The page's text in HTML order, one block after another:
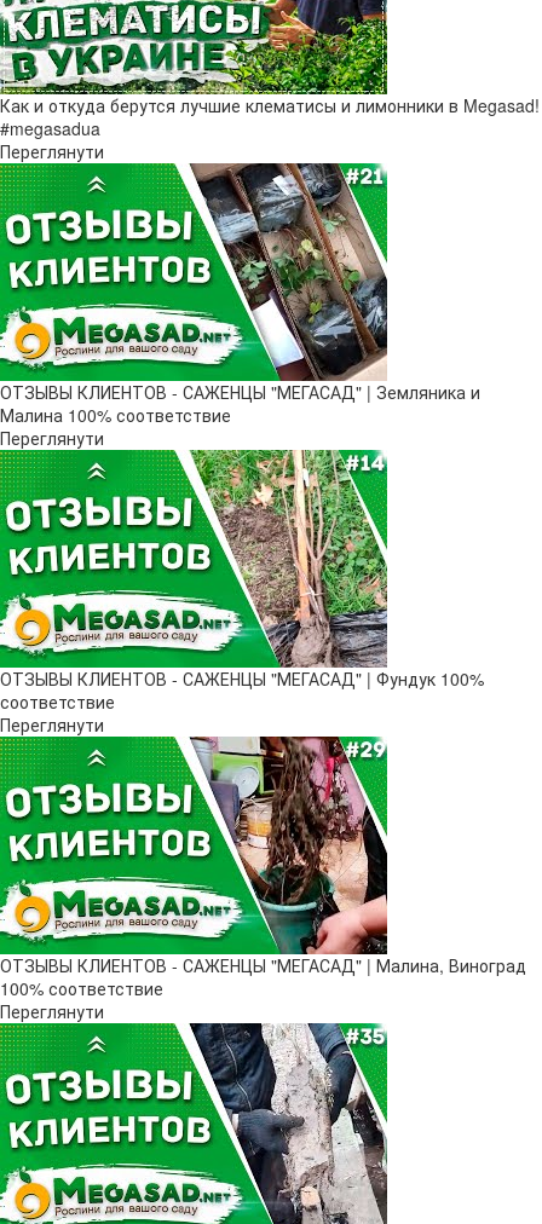
Как и откуда берутся лучшие клематисы и лимонники в Megasad!
#megasadua
Переглянути
ОТЗЫВЫ КЛИЕНТОВ - САЖЕНЦЫ "МЕГАСАД" | Земляника и
Малина 100% соответствие
Переглянути
ОТЗЫВЫ КЛИЕНТОВ - САЖЕНЦЫ "МЕГАСАД" | Фундук 100%
соответствие
Переглянути
ОТЗЫВЫ КЛИЕНТОВ - САЖЕНЦЫ "МЕГАСАД" | Малина, Виноград
100% соответствие
Переглянути